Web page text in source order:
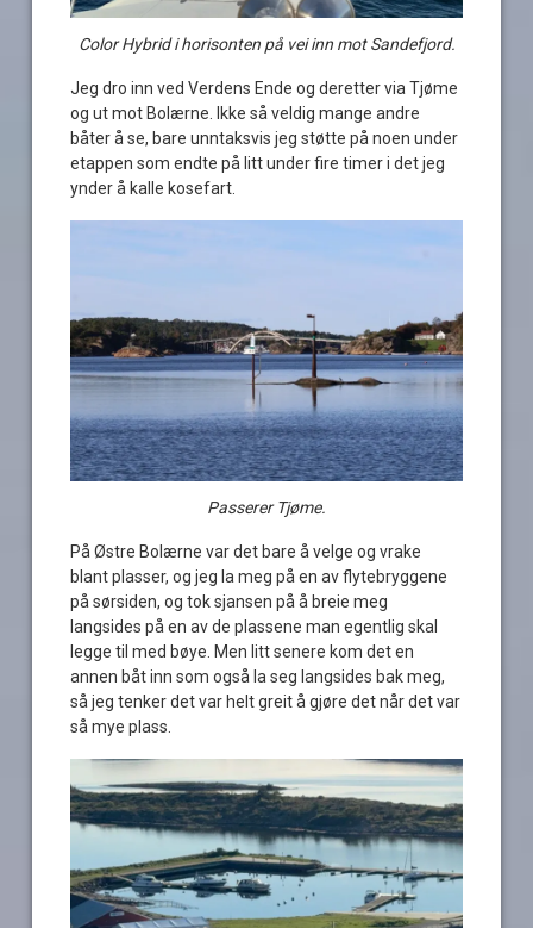
Color Hybrid i horisonten på vei inn mot Sandefjord.
Jeg dro inn ved Verdens Ende og deretter via Tjøme
og ut mot Bolærne. Ikke så veldig mange andre
båter å se, bare unntaksvis jeg støtte på noen under
etappen som endte på litt under fire timer i det jeg
ynder å kalle kosefart.
Passerer Tjøme.
På Østre Bolærne var det bare å velge og vrake
blant plasser, og jeg la meg på en av flytebryggene
på sørsiden, og tok sjansen på å breie meg
langsides på en av de plassene man egentlig skal
legge til med bøye. Men litt senere kom det en
annen båt inn som også la seg langsides bak meg,
så jeg tenker det var helt greit å gjøre det når det var
så mye plass.